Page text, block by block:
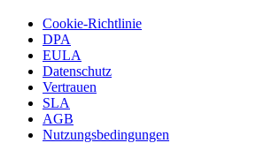
Cookie-Richtlinie
DPA
EULA
Datenschutz
Vertrauen
SLA
AGB
Nutzungsbedingungen